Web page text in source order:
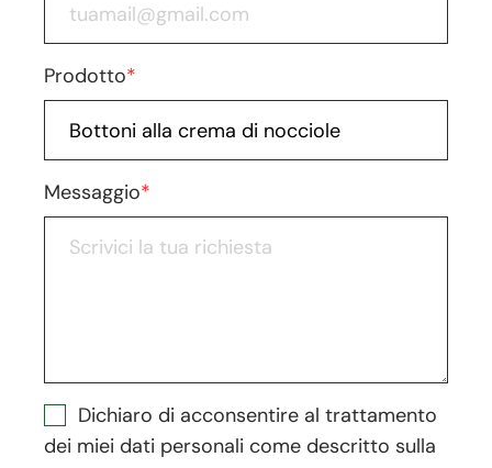
Prodotto*
Messaggio*
Dichiaro di acconsentire al trattamento
dei miei dati personali come descritto sulla